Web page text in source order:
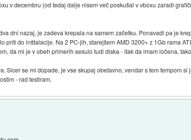
v decembru (od tedaj dalje nisem več poskušal v vboxu zaradi
dni nazaj, je zadeva krepala na samem začetku. Ponavadi pa je
priti do inštalacije. Na 2 PC-jih, starejšem AMD 3200+ z 1Gb rama
da mi je v obeh primerih sesulo tudi diska - itak da imam ločena,
Sicer se mi dopade, je vse skupaj obetavno, vendar s tem tempom
- rad testiram.